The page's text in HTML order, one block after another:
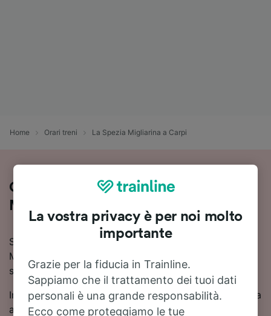
Home Orari treni La Spezia Migliarina a Carpi
Come viaggiare in treno da La Spezia
Migliarina a Carpi
Stai pianificando un viaggio in treno da La Spezia
Migliarina a Carpi? Consulta orari aggiornati, prezzi e
soluzioni di viaggio in un unico posto.
In media, per viaggiare in treno da La Spezia Migliarina
a Carpi ci metti circa 4 ore 31 minuti. La tratta La
La vostra privacy è per noi molto
importante
Grazie per la fiducia in Trainline.
Sappiamo che il trattamento dei tuoi dati
personali è una grande responsabilità.
Ecco come proteggiamo le tue